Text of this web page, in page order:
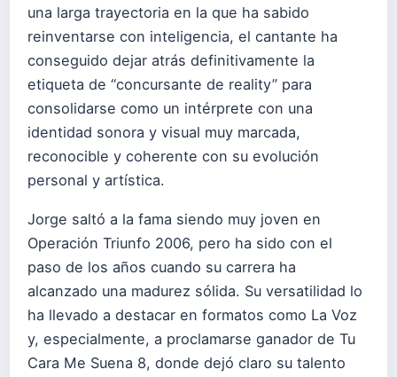
una larga trayectoria en la que ha sabido
reinventarse con inteligencia, el cantante ha
conseguido dejar atrás definitivamente la
etiqueta de “concursante de reality” para
consolidarse como un intérprete con una
identidad sonora y visual muy marcada,
reconocible y coherente con su evolución
personal y artística.
Jorge saltó a la fama siendo muy joven en
Operación Triunfo 2006, pero ha sido con el
paso de los años cuando su carrera ha
alcanzado una madurez sólida. Su versatilidad lo
ha llevado a destacar en formatos como La Voz
y, especialmente, a proclamarse ganador de Tu
Cara Me Suena 8, donde dejó claro su talento